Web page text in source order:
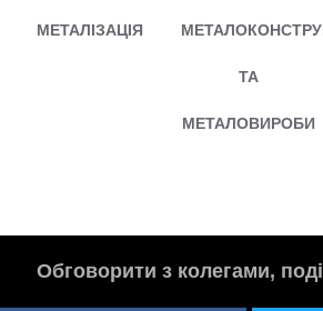
МЕТАЛІЗАЦІЯ
ТА
МЕТАЛОВИРОБИ
Обговорити з колегами,